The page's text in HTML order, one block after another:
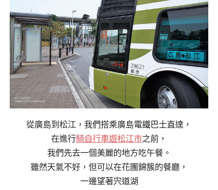
從廣島到松江，我們搭乘廣島電鐵巴士直達，
在進行騎自行車遊松江市之前，
我們先去一個美麗的地方吃午餐。
雖然天氣不好，但可以在花團錦簇的餐廳，
一邊望著宍道湖